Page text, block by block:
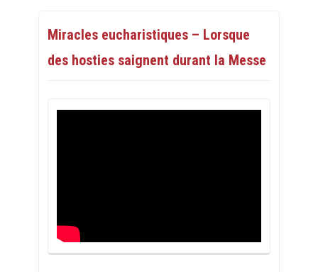
Miracles eucharistiques – Lorsque
des hosties saignent durant la Messe